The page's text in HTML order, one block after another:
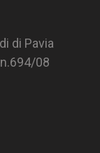
di Pavia
08